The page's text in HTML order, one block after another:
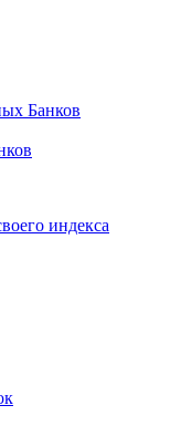
Банков
индекса